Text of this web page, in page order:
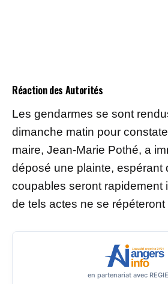
Réaction des Autorités
Les gendarmes se sont
dimanche matin pour
maire, Jean-Marie Pothé, a
déposé une plainte, espérant
coupables seront rapidement
de tels actes ne se répéteront
en partenariat avec